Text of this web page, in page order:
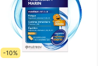
-10%